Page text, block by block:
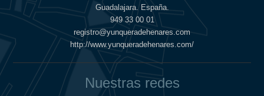
Guadalajara. España.
949 33 00 01
registro@yunqueradehenares.com
http://www.yunqueradehenares.com/
Nuestras redes